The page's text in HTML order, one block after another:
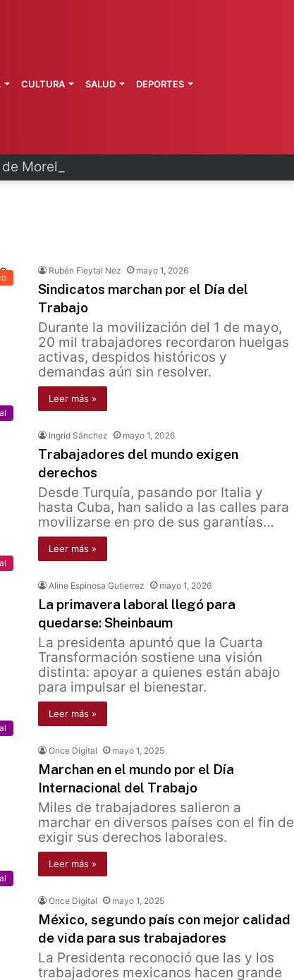
Morelos investiga explosión de pipa
CULTURA SALUD DEPORTES
Rubén Fieytal Nez mayo 1, 2026
Sindicatos marchan por el Día del
Trabajo
Durante la movilización del 1 de mayo,
20 mil trabajadores recordaron huelgas
activas, despidos históricos y
demandas aún sin resolver.
Leer más »
Ingrid Sánchez mayo 1, 2026
Trabajadores del mundo exigen
derechos
Desde Turquía, pasando por Italia y
hasta Cuba, han salido a las calles para
movilizarse en pro de sus garantías…
Leer más »
Aline Espinosa Gutierrez mayo 1, 2026
La primavera laboral llegó para
quedarse: Sheinbaum
La presidenta apuntó que la Cuarta
Transformación sostiene una visión
distinta: apoyar a quienes están abajo
para impulsar el bienestar.
Leer más »
Once Digital mayo 1, 2025
Marchan en el mundo por el Día
Internacional del Trabajo
Miles de trabajadores salieron a
marchar en diversos países con el fin de
exigir sus derechos laborales.
Leer más »
Once Digital mayo 1, 2025
México, segundo país con mejor calidad
de vida para sus trabajadores
La Presidenta reconoció que las y los
trabajadores mexicanos hacen grande